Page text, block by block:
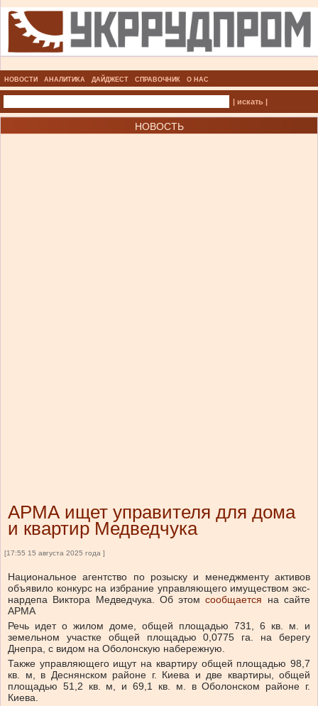
НОВОСТИ АНАЛИТИКА ДАЙДЖЕСТ СПРАВОЧНИК О НАС
| искать |
НОВОСТЬ
АРМА ищет управителя для дома
и квартир Медведчука
[17:55 15 августа 2025 года ]
Национальное агентство по розыску и менеджменту активов
объявило конкурс на избрание управляющего имуществом экс-
нардепа Виктора Медведчука. Об этом сообщается
на сайте
АРМА
Речь идет о жилом доме, общей площадью 731, 6 кв. м. и
земельном участке общей площадью 0,0775 га. на берегу
Днепра, с видом на Оболонскую набережную.
Также управляющего ищут на квартиру общей площадью 98,7
кв. м, в Деснянском районе г. Киева и две квартиры, общей
площадью 51,2 кв. м, и 69,1 кв. м. в Оболонском районе г.
Киева.